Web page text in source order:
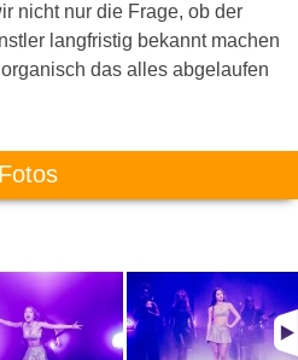
nicht nur die Frage, ob der
langfristig bekannt machen
das alles abgelaufen
Fotos